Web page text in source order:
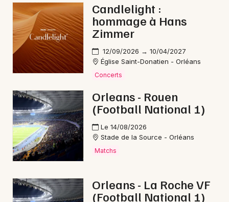
Candlelight :
hommage à Hans
Zimmer
12/09/2026 → 10/04/2027
Église Saint-Donatien - Orléans
Concerts
Orleans - Rouen
(Football National 1)
Le 14/08/2026
Stade de la Source - Orléans
Matchs
Orleans - La Roche VF
(Football National 1)